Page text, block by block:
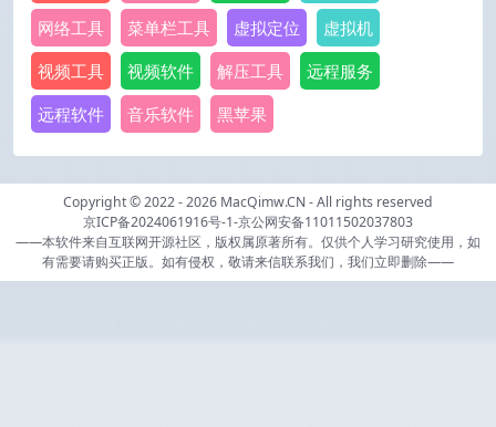
网络工具
菜单栏工具 虚拟定位
虚拟机
视频工具
视频软件 解压工具
远程服务
远程软件
音乐软件 黑苹果
Copyright © 2022 - 2026 MacQimw.CN - All rights reserved
京ICP备2024061916号-1-京公网安备11011502037803
——本软件来自互联网开源社区，版权属原著所有。仅供个人学习研究使用，如
有需要请购买正版。如有侵权，敬请来信联系我们，我们立即删除——